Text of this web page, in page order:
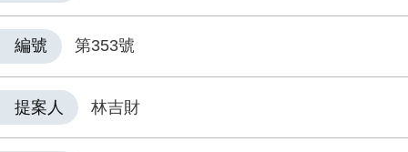
編號 第353號
提案人 林吉財